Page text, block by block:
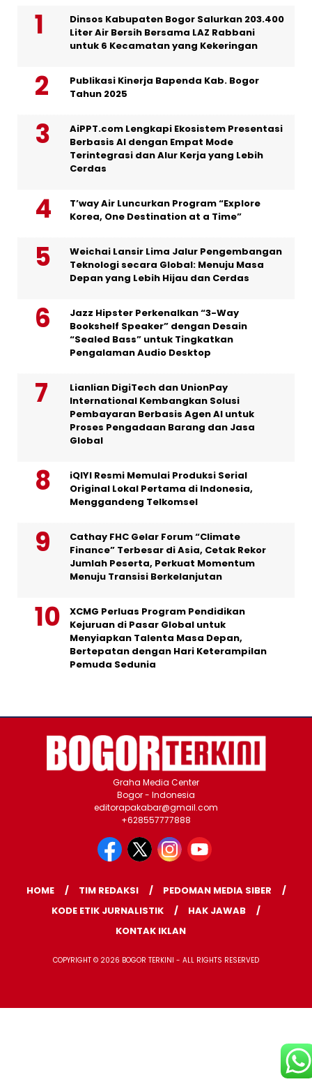
Dinsos Kabupaten Bogor Salurkan 203.400
Liter Air Bersih Bersama LAZ Rabbani
untuk 6 Kecamatan yang Kekeringan
Publikasi Kinerja Bapenda Kab. Bogor
Tahun 2025
AiPPT.com Lengkapi Ekosistem Presentasi
Berbasis AI dengan Empat Mode
Terintegrasi dan Alur Kerja yang Lebih
Cerdas
T’way Air Luncurkan Program “Explore
Korea, One Destination at a Time”
Weichai Lansir Lima Jalur Pengembangan
Teknologi secara Global: Menuju Masa
Depan yang Lebih Hijau dan Cerdas
Jazz Hipster Perkenalkan “3-Way
Bookshelf Speaker” dengan Desain
“Sealed Bass” untuk Tingkatkan
Pengalaman Audio Desktop
Lianlian DigiTech dan UnionPay
International Kembangkan Solusi
Pembayaran Berbasis Agen AI untuk
Proses Pengadaan Barang dan Jasa
Global
iQIYI Resmi Memulai Produksi Serial
Original Lokal Pertama di Indonesia,
Menggandeng Telkomsel
Cathay FHC Gelar Forum “Climate
Finance” Terbesar di Asia, Cetak Rekor
Jumlah Peserta, Perkuat Momentum
Menuju Transisi Berkelanjutan
XCMG Perluas Program Pendidikan
Kejuruan di Pasar Global untuk
Menyiapkan Talenta Masa Depan,
Bertepatan dengan Hari Keterampilan
Pemuda Sedunia
Graha Media Center
Bogor - Indonesia
editorapakabar@gmail.com
+628557777888
HOME TIM REDAKSI
PEDOMAN MEDIA SIBER
KODE ETIK JURNALISTIK
HAK JAWAB
KONTAK IKLAN
COPYRIGHT © 2026 BOGOR TERKINI - ALL RIGHTS RESERVED